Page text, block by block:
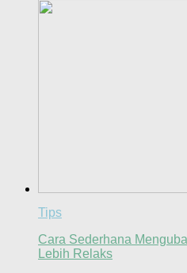
Tips
Cara Sederhana
Lebih Relaks